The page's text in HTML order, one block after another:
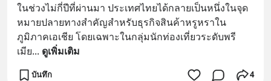
ในช่วงไม่กี่ปีที่ผ่านมา ประเทศไทยได้กลายเป็นหนึ่งในจุด
หมายปลายทางสำคัญสำหรับธุรกิจสินค้าหรูหราใน
ภูมิภาคเอเชีย โดยเฉพาะในกลุ่มนักท่องเที่ยวระดับพรี
เมีย... ดูเพิ่มเติม
บันทึก 4